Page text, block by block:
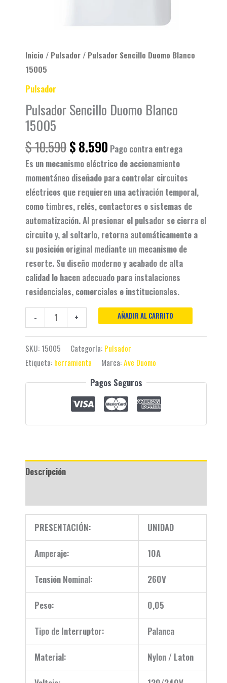
Inicio / Pulsador/ Pulsador Sencillo Duomo Blanco
15005
Pulsador
Pulsador Sencillo Duomo Blanco
15005
$10.590$8.590 Pago contra entrega
Es un mecanismo eléctrico de accionamiento
momentáneo diseñado para controlar circuitos
eléctricos que requieren una activación temporal,
como timbres, relés, contactores o sistemas de
automatización. Al presionar el pulsador se cierra el
circuito y, al soltarlo, retorna automáticamente a
su posición original mediante un mecanismo de
resorte. Su diseño moderno y acabado de alta
calidad lo hacen adecuado para instalaciones
residenciales, comerciales e institucionales.
- + AÑADIR AL CARRITO
SKU: 15005 Categoría: Pulsador
Etiqueta: herramienta Marca:Ave Duomo
Pagos Seguros
Descripción
PRESENTACIÓN: UNIDAD
Amperaje: 10A
Tensión Nominal: 260V
Peso: 0,05
Tipo de Interruptor: Palanca
Material: Nylon / Laton